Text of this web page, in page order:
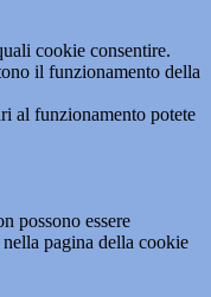
cookie consentire.
il funzionamento della
al funzionamento potete
possono essere
pagina della cookie